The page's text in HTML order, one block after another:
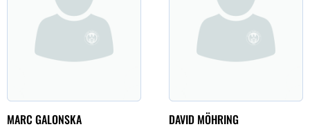
MARC GALONSKA DAVID MÖHRING